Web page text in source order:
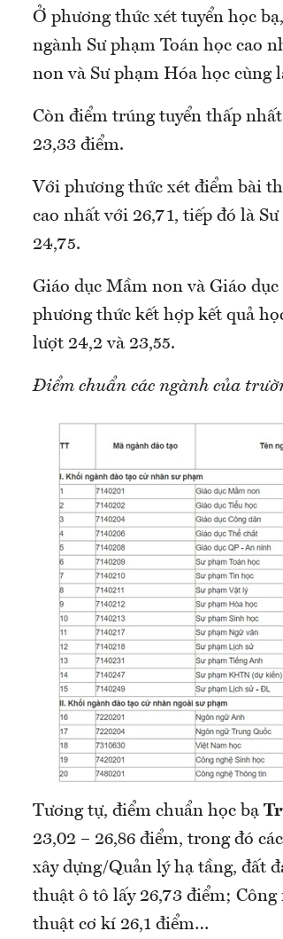
Ở phương thức xét tuyển học
ngành Sư phạm Toán học cao
non và Sư phạm Hóa học cùng
Còn điểm trúng tuyển thấp
23,33 điểm.
Với phương thức xét điểm bài
cao nhất với 26,71, tiếp đó là
24,75.
Giáo dục Mầm non và Giáo
phương thức kết hợp kết quả
lượt 24,2 và 23,55.
Điểm chuẩn các ngành của
Tương tự, điểm chuẩn học bạ
23,02 – 26,86 điểm, trong đó
xây dựng/Quản lý hạ tầng, đất
thuật ô tô lấy 26,73 điểm;
thuật cơ kí 26,1 điểm…